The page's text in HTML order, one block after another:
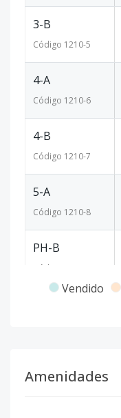
3-B
Código 1210-5
4-A
Código 1210-6
4-B
Código 1210-7
5-A
Código 1210-8
PH-B
Código
Vendido
Amenidades